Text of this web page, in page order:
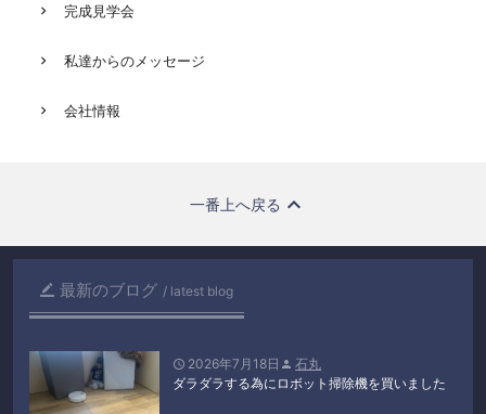
完成見学会
私達からのメッセージ
会社情報
一番上へ戻る
 最新のブログ latest blog
 2026年7月18日  石丸
ダラダラする為にロボット掃除機を買いました